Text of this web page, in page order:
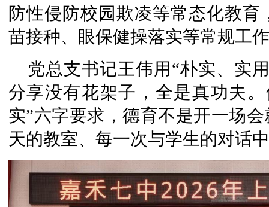
防性侵防校园欺凌等常态化教
苗接种、眼保健操落实等常规工
党总支书记王伟用“朴实、实
分享没有花架子，全是真功夫
实”六字要求，德育不是开一场
天的教室、每一次与学生的对话